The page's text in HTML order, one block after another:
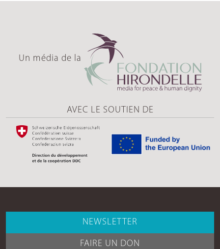
Un média de la
AVEC LE SOUTIEN DE
NEWSLETTER
FAIRE UN DON